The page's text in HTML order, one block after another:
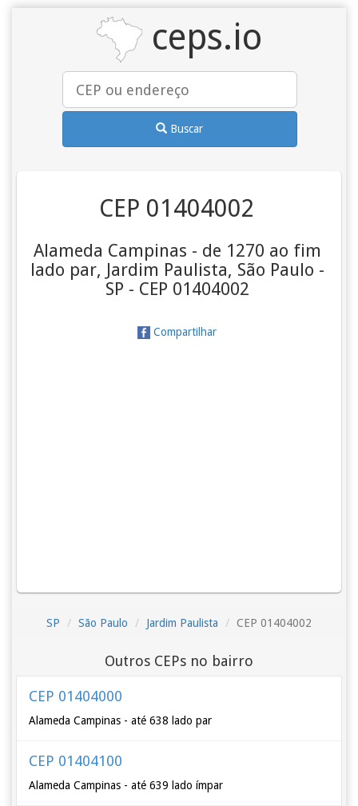
ceps.io
Buscar
CEP 01404002
Alameda Campinas - de 1270 ao fim
lado par, Jardim Paulista, São Paulo -
SP - CEP 01404002
Compartilhar
SP São Paulo Jardim Paulista CEP 01404002
Outros CEPs no bairro
CEP 01404000
Alameda Campinas - até 638 lado par
CEP 01404100
Alameda Campinas - até 639 lado ímpar